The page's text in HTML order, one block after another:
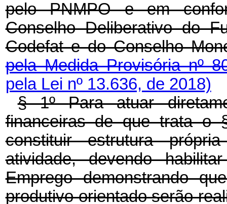
pelo PNMPO e em
Conselho Deliberativo do
Codefat e do Conselho
pela Medida Provisória nº
pela Lei nº 13.636, de 2018)
§ 1ºPara atuar
financeiras de que trata o
constituir estrutura
atividade, devendo
Emprego demonstrando
produtivo orientado serão